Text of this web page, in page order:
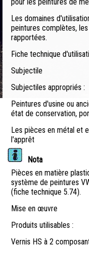
Les domaines
peintures complètes,
rapportées.
Fiche technique
Subjectile
Subjectiles appropriés :
Peintures d'usine ou
état de conservation,
Les pièces en métal et
l'apprêt
Nota
Pièces en matière
système de peintures
(fiche technique 5.74).
Mise en œuvre
Produits utilisables :
Vernis HS à 2